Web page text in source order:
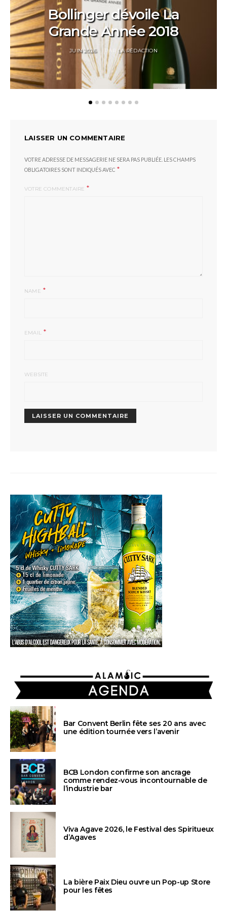
Bollinger dévoile La
Grande Année 2018
POSTED
JUIN 2026 PAR LA RÉDACTION
LAISSER UN COMMENTAIRE
VOTRE ADRESSE DE MESSAGERIE NE SERA PAS PUBLIÉE. LES CHAMPS
OBLIGATOIRES SONT INDIQUÉS AVEC *
VOTRE COMMENTAIRE *
NAME *
EMAIL *
WEBSITE
AGENDA
Bar Convent Berlin fête ses 20 ans avec
une édition tournée vers l’avenir
BCB London confirme son ancrage
comme rendez-vous incontournable de
l’industrie bar
Viva Agave 2026, le Festival des Spiritueux
d’Agaves
La bière Paix Dieu ouvre un Pop-up Store
pour les fêtes